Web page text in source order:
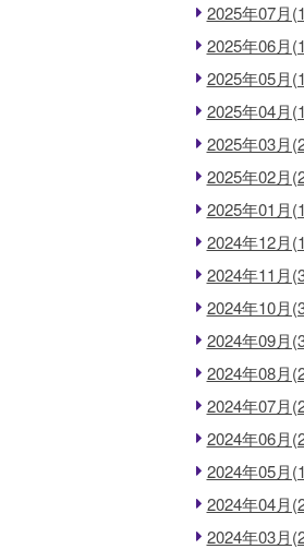
2025年07月
2025年06月
2025年05月
2025年04月
2025年03月
2025年02月
2025年01月
2024年12月
2024年11月
2024年10月
2024年09月
2024年08月
2024年07月
2024年06月
2024年05月
2024年04月
2024年03月